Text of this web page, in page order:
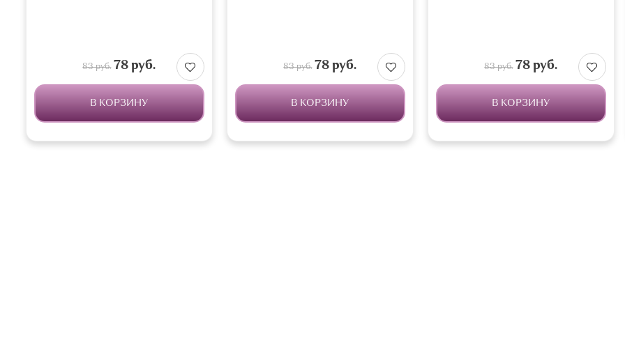
83 руб.78 руб.
В КОРЗИНУ
83 руб.78 руб.
В КОРЗИНУ
83 руб.78 руб.
В КОРЗИНУ